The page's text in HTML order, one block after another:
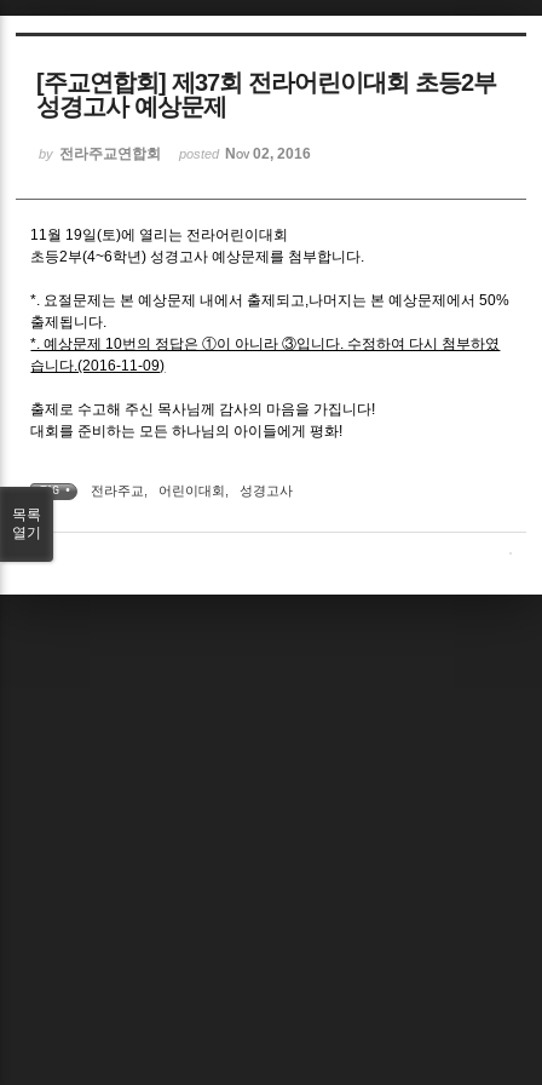
[주교연합회] 제37회 전라어린이대회 초등2부
성경고사 예상문제
by 전라주교연합회 posted Nov 02, 2016
11월 19일(토)에 열리는 전라어린이대회
초등2부(4~6학년) 성경고사 예상문제를 첨부합니다.
*. 요절문제는 본 예상문제 내에서 출제되고,나머지는 본 예상문제에서 50%
출제됩니다.
*. 예상문제 10번의 정답은 ①이 아니라 ③입니다. 수정하여 다시 첨부하였
습니다.(2016-11-09)
출제로 수고해 주신 목사님께 감사의 마음을 가집니다!
대회를 준비하는 모든 하나님의 아이들에게 평화!
TAG • 전라주교 어린이대회 성경고사
목록
열기
Sketchbook5, 스케치북5
Sketchbook5, 스케치북5